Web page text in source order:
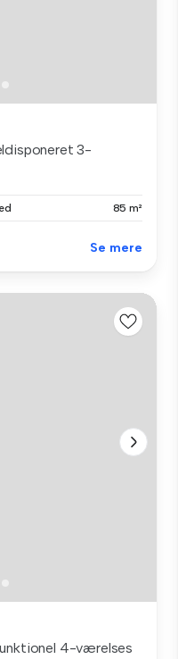
3-
85 m²
Se mere
4-værelses